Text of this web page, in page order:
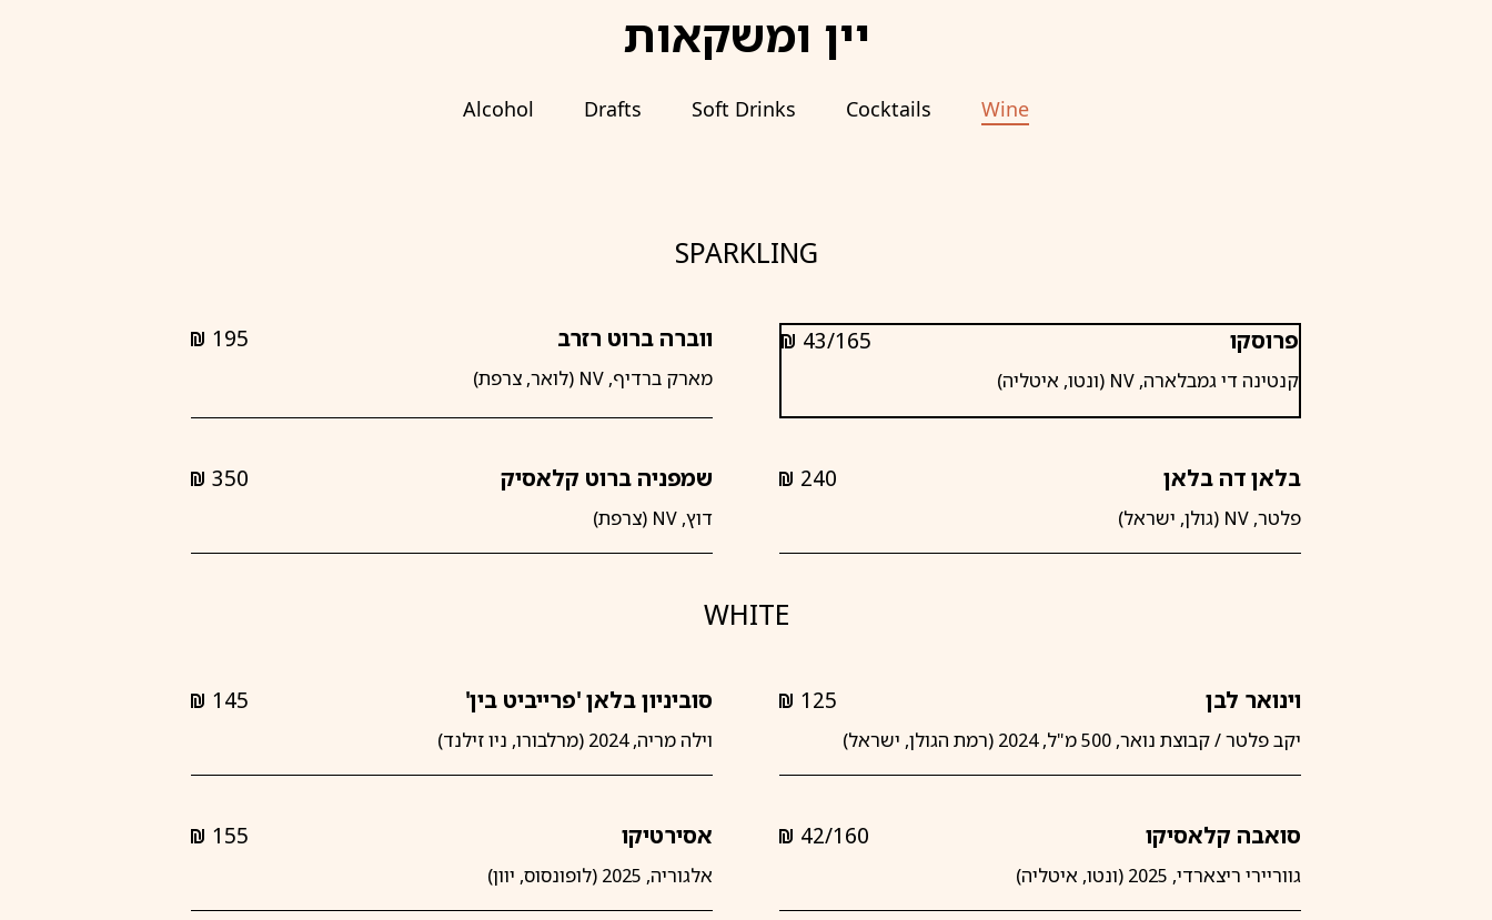
יין ומשקאות
Wine
Cocktails
Soft Drinks
Drafts
Alcohol
SPARKLING
פרוסקו 43/165
קנטינה די גמבלארה, NV (ונטו, איטליה)
ווברה ברוט רזרב 195
מארק ברדיף, NV (לואר, צרפת)
בלאן דה בלאן 240
פלטר, NV (גולן, ישראל)
שמפניה ברוט קלאסיק 350
דוץ, NV (צרפת)
WHITE
וינואר לבן 125
יקב פלטר / קבוצת נואר, 500 מ"ל, 2024 (רמת הגולן, ישראל)
סוביניון בלאן 'פרייביט בין' 145
וילה מריה, 2024 (מרלבורו, ניו זילנד)
סואבה קלאסיקו 42/160
גווריירי ריצארדי, 2025 (ונטו, איטליה)
אסירטיקו 155
אלגוריה, 2025 (לופונסוס, יוון)